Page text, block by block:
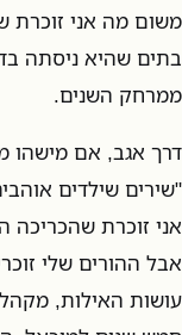
משום מה אני זוכרת
בתים שהיא ניסתה
ממרחק השנים.
דרך אגב, אם מישהו
"שירים שילדים
אני זוכרת שהכריכה
אבל ההורים שלי
עושות האילות,